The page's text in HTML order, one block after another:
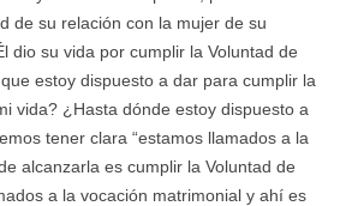
de su relación con la mujer de su
dio su vida por cumplir la Voluntad de
estoy dispuesto a dar para cumplir la
vida? ¿Hasta dónde estoy dispuesto a
tener clara “estamos llamados a la
alcanzarla es cumplir la Voluntad de
a la vocación matrimonial y ahí es